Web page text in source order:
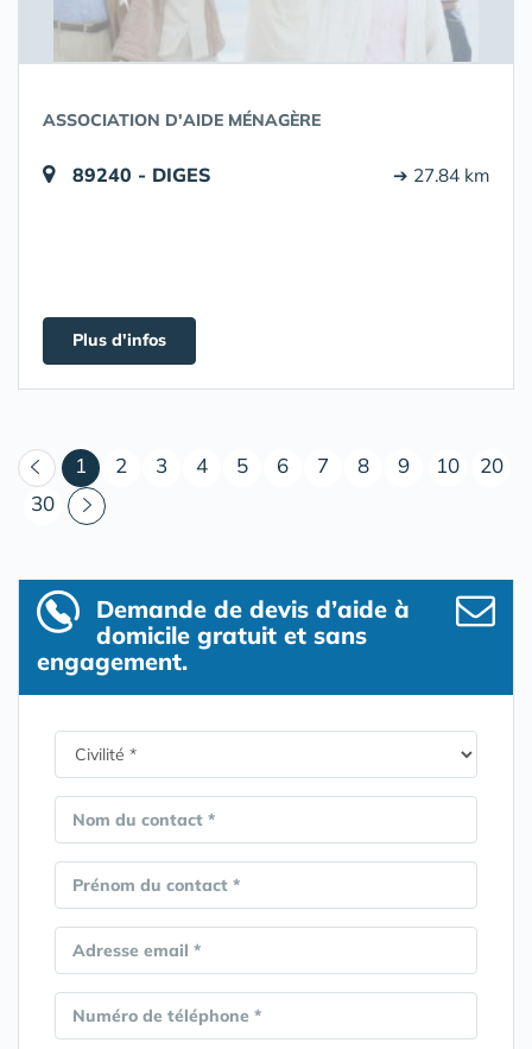
ASSOCIATION D'AIDE MÉNAGÈRE
89240 - DIGES ➔ 27.84 km
Plus d'infos
1 (courant)
2 3 4 5 6 7 8 9 10
20
30
Demande de devis d’aide à
domicile gratuit et sans
engagement.
Nom du contact *
Prénom du contact *
Adresse email *
Numéro de téléphone *